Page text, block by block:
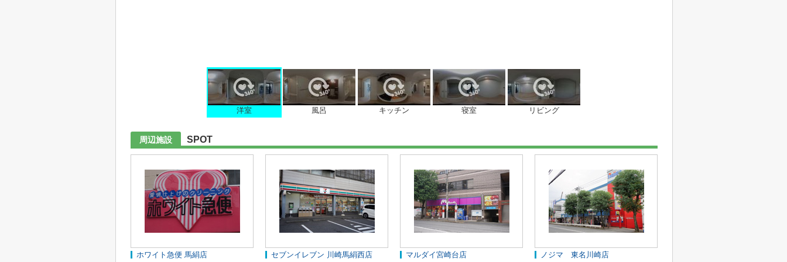
洋室 風呂 キッチン 寝室 リビング
周辺施設 SPOT
ホワイト急便 馬絹店 セブンイレブン 川崎馬絹西店 マルダイ宮崎台店 ノジマ 東名川崎店